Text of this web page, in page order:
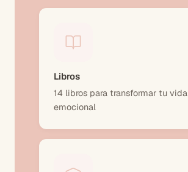
Libros
14 libros para transformar tu vida
emocional